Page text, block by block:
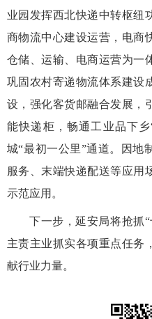
业园发挥西北快递中转枢纽
商物流中心建设运营，电商
仓储、运输、电商运营为一
巩固农村寄递物流体系建设
设，强化客货邮融合发展，
能快递柜，畅通工业品下
城“最初一公里”通道。因地
服务、末端快递配送等应用
示范应用。
下一步，延安局将抢抓
主责主业抓实各项重点任务
献行业力量。